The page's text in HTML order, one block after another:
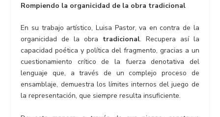
Rompiendo la organicidad de la obra tradicional
En su trabajo artístico, Luisa Pastor, va en contra de la
organicidad de la obra tradicional. Recupera así la
capacidad poética y política del fragmento, gracias a un
cuestionamiento crítico de la fuerza denotativa del
lenguaje que, a través de un complejo proceso de
ensamblaje, demuestra los límites internos del juego de
la representación, que siempre resulta insuficiente.